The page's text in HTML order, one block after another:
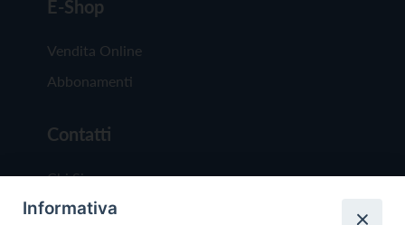
E-Shop
Vendita Online
Abbonamenti
Contatti
Chi Siamo
Redazione
Informativa